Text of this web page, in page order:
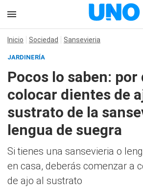
Inicio Sociedad Sansevieria
JARDINERÍA
Pocos lo saben: por
colocar dientes de
sustrato de la
lengua de suegra
Si tienes una sansevieria o
en casa, deberás comenzar a
de ajo al sustrato